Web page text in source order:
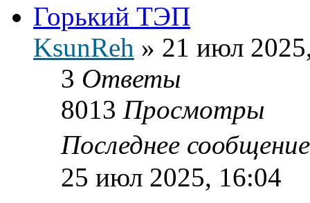
Горький ТЭП
KsunReh » 21 июл
3 Ответы
8013 Просмотры
Последнее
25 июл 2025, 16:04